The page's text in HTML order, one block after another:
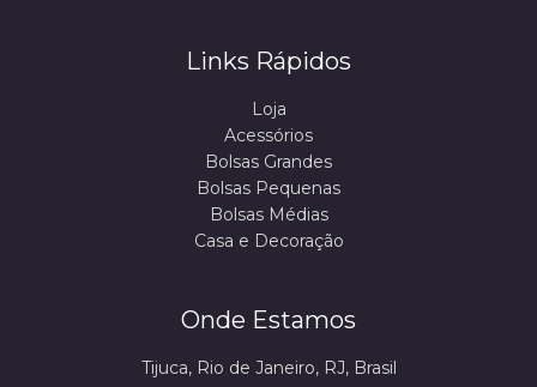
Links Rápidos
Loja
Acessórios
Bolsas Grandes
Bolsas Pequenas
Bolsas Médias
Casa e Decoração
Onde Estamos
Tijuca, Rio de Janeiro, RJ, Brasil